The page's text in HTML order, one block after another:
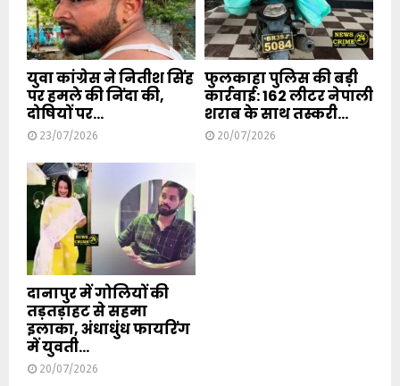
युवा कांग्रेस ने नितीश सिंह
पर हमले की निंदा की,
दोषियों पर...
23/07/2026
फुलकाहा पुलिस की बड़ी
कार्रवाई: 162 लीटर नेपाली
शराब के साथ तस्करी...
20/07/2026
दानापुर में गोलियों की
तड़तड़ाहट से सहमा
इलाका, अंधाधुंध फायरिंग
में युवती...
20/07/2026